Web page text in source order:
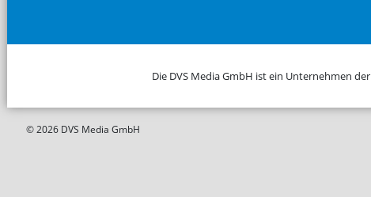
Die DVS Media GmbH ist ein Unternehmen der
© 2026 DVS Media GmbH